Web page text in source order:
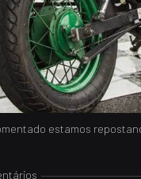
estamos